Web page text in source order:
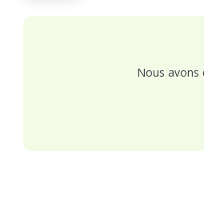
Nous avons